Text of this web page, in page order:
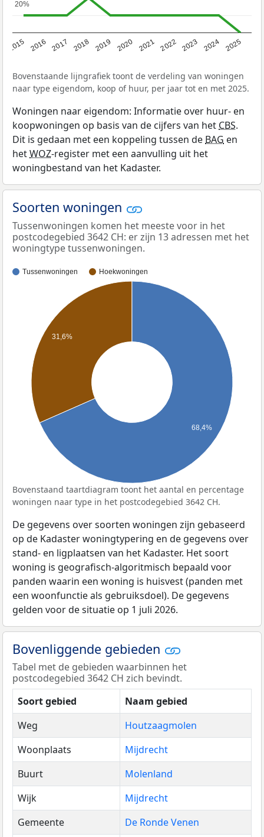
2015 2016 2017 2018 2019 2020 2021 2022 2023 2024 2025
20%
20%
Bovenstaande lijngrafiek toont de verdeling van woningen
naar type eigendom, koop of huur, per jaar tot en met 2025.
Woningen naar eigendom: Informatie over huur- en
koopwoningen op basis van de cijfers van hetCBS.
Dit is gedaan met een koppeling tussen deBAG en
hetWOZ-register met een aanvulling uit het
woningbestand van het Kadaster.
Soorten woningen
Tussenwoningen komen het meeste voor in het
postcodegebied 3642 CH: er zijn 13 adressen met het
woningtype tussenwoningen.
Tussenwoningen Hoekwoningen
31,6%
68,4%
Bovenstaand taartdiagram toont het aantal en percentage
woningen naar type in het postcodegebied 3642 CH.
De gegevens over soorten woningen zijn gebaseerd
op de Kadaster woningtypering en de gegevens over
stand- en ligplaatsen van het Kadaster. Het soort
woning is geografisch-algoritmisch bepaald voor
panden waarin een woning is huisvest (panden met
een woonfunctie als gebruiksdoel). De gegevens
gelden voor de situatie op 1 juli 2026.
Bovenliggende gebieden
Tabel met de gebieden waarbinnen het
postcodegebied 3642 CH zich bevindt.
Soort gebied
Naam gebied
Weg
Houtzaagmolen
Woonplaats
Mijdrecht
Buurt
Molenland
Wijk
Mijdrecht
Gemeente
De Ronde Venen